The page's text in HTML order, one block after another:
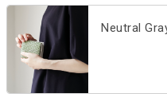
Neutral